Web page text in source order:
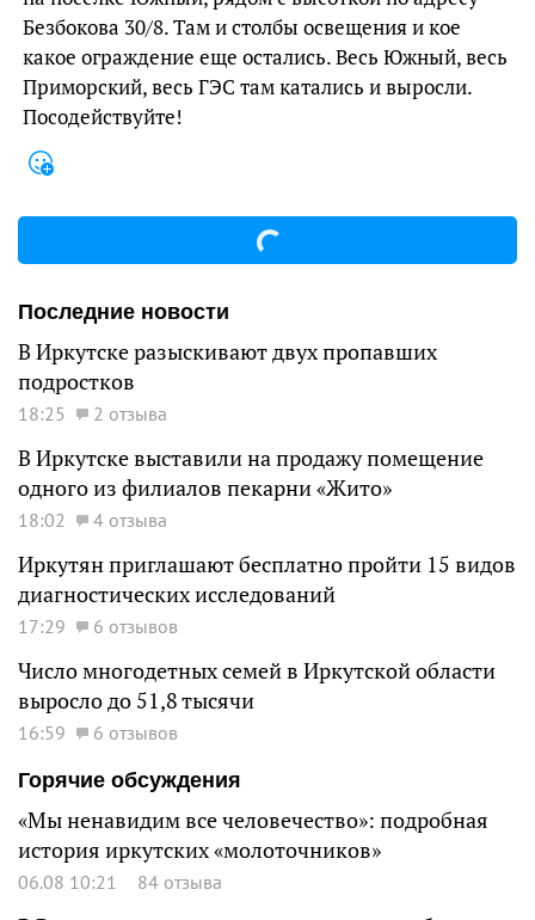
Безбокова 30/8. Там и столбы освещения и кое
какое ограждение еще остались. Весь Южный, весь
Приморский, весь ГЭС там катались и выросли.
Посодействуйте!
Последние новости
В Иркутске разыскивают двух пропавших
подростков
18:25 2 отзыва
В Иркутске выставили на продажу помещение
одного из филиалов пекарни «Жито»
18:02 4 отзыва
Иркутян приглашают бесплатно пройти 15 видов
диагностических исследований
17:29 6 отзывов
Число многодетных семей в Иркутской области
выросло до 51,8 тысячи
16:59
6 отзывов
Горячие обсуждения
«Мы ненавидим все человечество»: подробная
история иркутских «молоточников»
06.08 10:21 84 отзыва